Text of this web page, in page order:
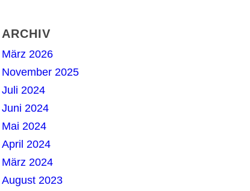
ARCHIV
März 2026
November 2025
Juli 2024
Juni 2024
Mai 2024
April 2024
März 2024
August 2023